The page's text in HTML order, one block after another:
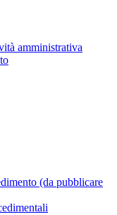
amministrativa
(da pubblicare